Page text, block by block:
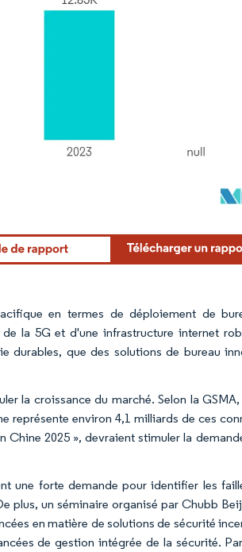
en termes de déploiement de
la 5G et d'une infrastructure internet
que des solutions de bureau
la croissance du marché. Selon la
environ 4,1 milliards de ces
2025 », devraient stimuler la
une forte demande pour identifier les
plus, un séminaire organisé par Chubb
en matière de solutions de sécurité
de gestion intégrée de la sécurité.